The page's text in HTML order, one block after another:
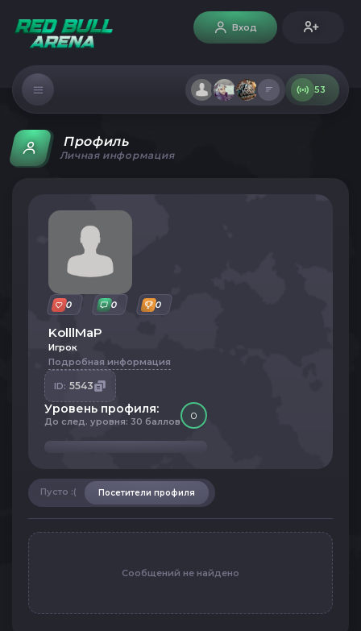
Вход
53
Профиль
Личная информация
0 0 0
KolllMaP
Игрок
Подробная информация
ID: 5543
Уровень профиля:
До след. уровня: 30 баллов 0
Посетители профиля
Пусто :(
Сообщений не найдено